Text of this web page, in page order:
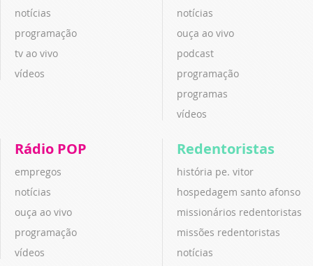
notícias
programação
tv ao vivo
vídeos
notícias
ouça ao vivo
podcast
programação
programas
vídeos
Rádio POP
empregos
notícias
ouça ao vivo
programação
vídeos
Redentoristas
história pe. vitor
hospedagem santo afonso
missionários redentoristas
missões redentoristas
notícias